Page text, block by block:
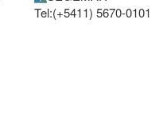
Tel:(+5411) 5670-0101